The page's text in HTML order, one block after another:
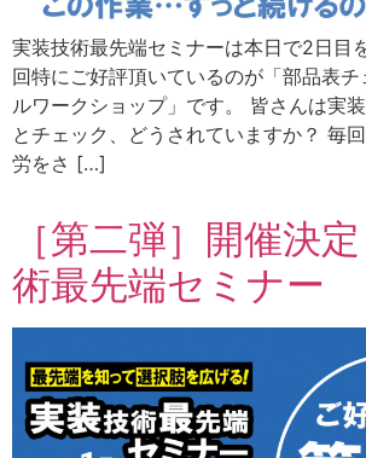
実装技術最先端セミナーは本日で2日目
回特にご好評頂いているのが「部品表
ルワークショップ」です。 皆さんは実
とチェック、どうされていますか？ 毎
労をさ […]
［第二弾］開催決
術最先端セミナー